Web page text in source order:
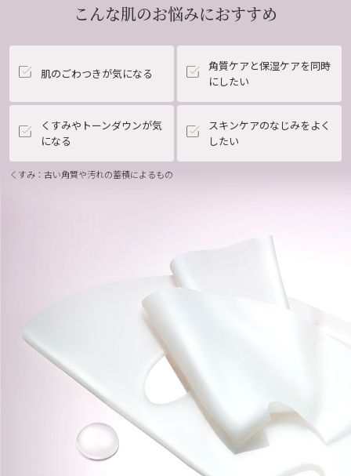
こんな肌のお悩みにおすすめ
肌のごわつきが気になる
角質ケアと保湿ケアを同時
にしたい
くすみやトーンダウンが気
になる
スキンケアのなじみをよく
したい
くすみ：古い角質や汚れの蓄積によるもの